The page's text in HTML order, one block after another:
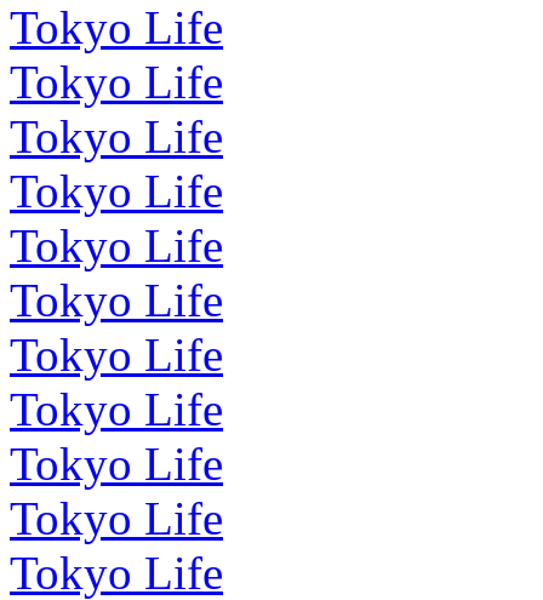
Tokyo Life
Tokyo Life
Tokyo Life
Tokyo Life
Tokyo Life
Tokyo Life
Tokyo Life
Tokyo Life
Tokyo Life
Tokyo Life
Tokyo Life